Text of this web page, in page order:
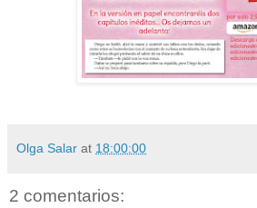
Olga Salar at 18:00:00
2 comentarios: